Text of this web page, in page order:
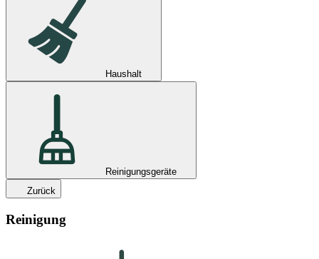
Haushalt
Reinigungsgeräte
Zurück
Reinigung